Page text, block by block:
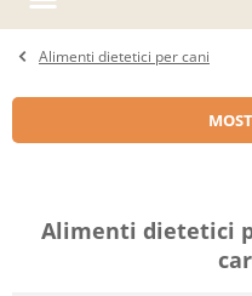
Alimenti dietetici per cani
Alimenti dietetici